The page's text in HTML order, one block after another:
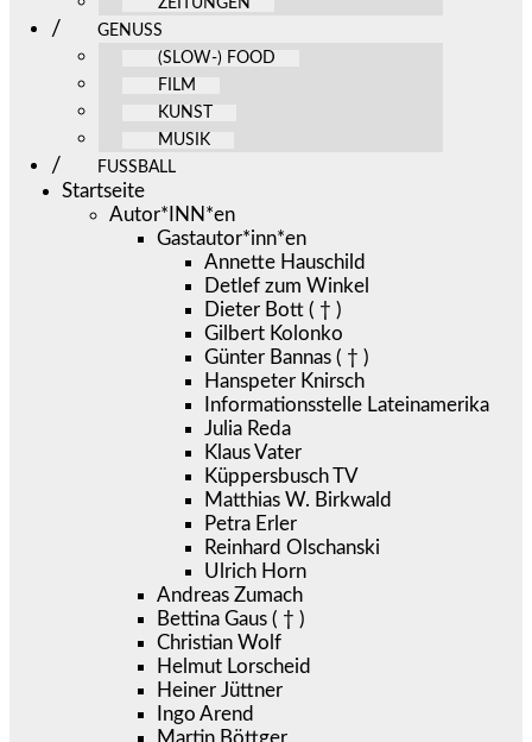
GENUSS
(SLOW-) FOOD
FILM
KUNST
MUSIK
FUSSBALL
Startseite
Autor*INN*en
Gastautor*inn*en
Annette Hauschild
Detlef zum Winkel
Dieter Bott ( † )
Gilbert Kolonko
Günter Bannas ( † )
Hanspeter Knirsch
Informationsstelle Lateinamerika
Julia Reda
Klaus Vater
Küppersbusch TV
Matthias W. Birkwald
Petra Erler
Reinhard Olschanski
Ulrich Horn
Andreas Zumach
Bettina Gaus ( † )
Christian Wolf
Helmut Lorscheid
Heiner Jüttner
Ingo Arend
Martin Böttger